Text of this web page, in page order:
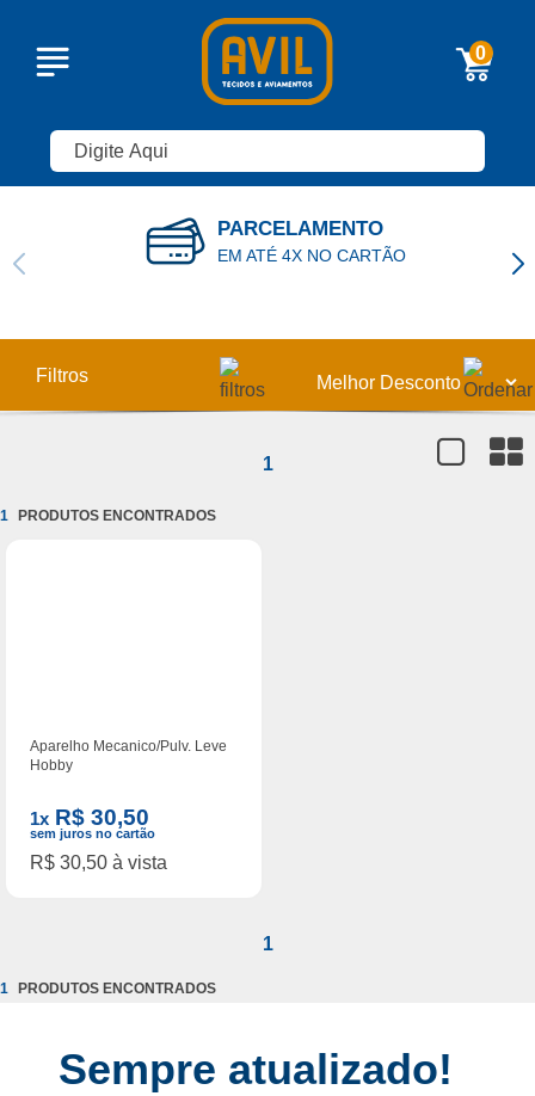
0
PARCELAMENTO
EM ATÉ 4X NO CARTÃO
Filtros
ARTESANATO (1)
1
1
Aparelho Mecanico/Pulv. Leve
Hobby
1x R$ 30,50
sem juros no cartão
R$ 30,50 à vista
1
1
Sempre atualizado!